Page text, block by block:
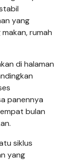
yang
rumah
di halaman
panennya
bulan
siklus
yang